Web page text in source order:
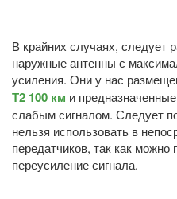
В крайних случаях, следует
наружные антенны с
усиления. Они у нас
Т2 100 км и
слабым сигналом. Следует
нельзя использовать в
передатчиков, так как
переусиление сигнала.